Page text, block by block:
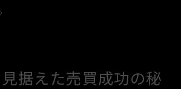
据えた売買成功の秘